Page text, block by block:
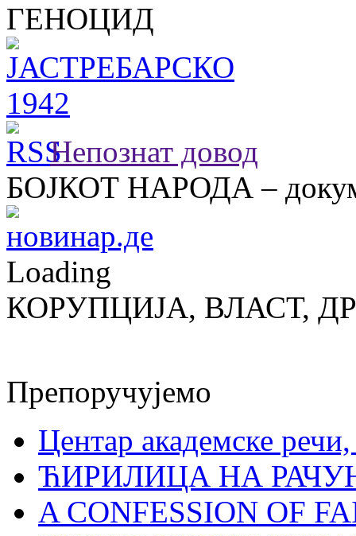
ГЕНОЦИД
Непознат довод
БОЈКОТ НАРОДА –
Loading
КОРУПЦИЈА, ВЛАСТ,
Препоручујемо
Центар академске
ЋИРИЛИЦА НА
A CONFESSION OF